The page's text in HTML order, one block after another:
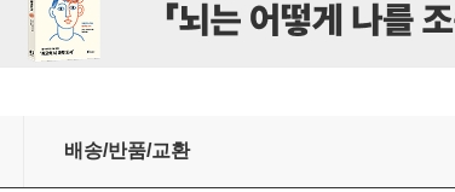
배송/반품/교환